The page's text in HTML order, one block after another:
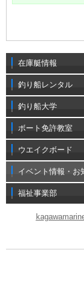
在庫艇情報
釣り船レンタル
釣り船大学
ボート免許教室
ウエイクボード
イベント情報・お
福祉事業部